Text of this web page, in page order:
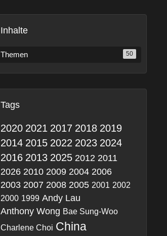
Inhalte
Themen 50
Tags
2020 2021 2017 2018 2019
2014 2015 2022 2023 2024
2016 2013 2025 2012 2011
2026 2010 2009 2004 2006
2003 2007 2008 2005 2001 2002
2000 1999 Andy Lau
Anthony Wong Bae Sung-Woo
Charlene Choi China